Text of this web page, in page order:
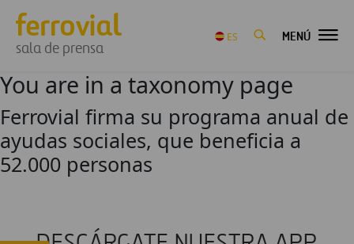
sala de prensa
ES MENÚ
You are in a taxonomy page
Ferrovial firma su programa anual de
ayudas sociales, que beneficia a
52.000 personas